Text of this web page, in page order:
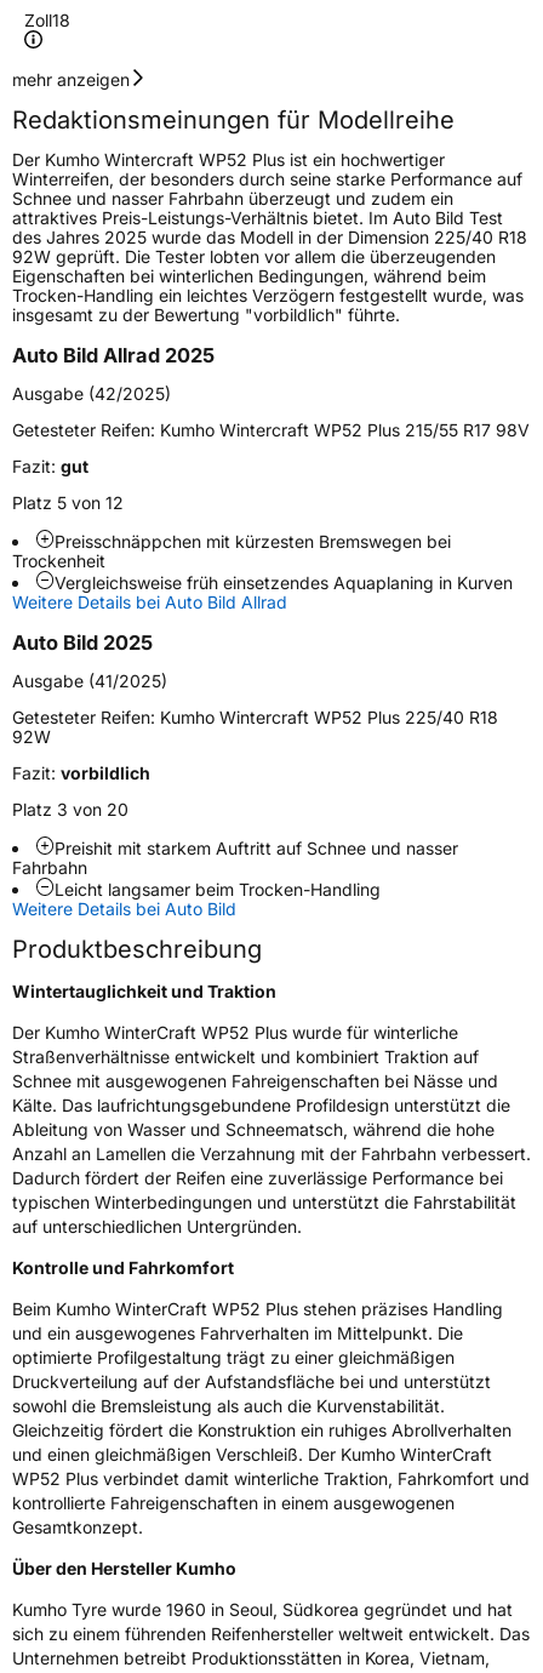
Zoll18
Geschwindigkeitsindex
Höchstgeschwindigkeit
240 km/h
Lastindex104
Höchstlast900 kg
Generelle Merkmale
Fahrzeugtyp PKW
VerwendungWinterreifen
ModellnameWintercraft WP52 Plus
FahrzeugartPKW & SUV
Weitere Eigenschaften
Schlauchtyp TL
Zustand Neureifen
M+SJa
Verstärkt XL
EU Label
NasshaftungA
Rollgeräusch (Klasse)B
Rollgeräusch (dB)
FahrzeugklasseC1
3PMSF / Schneeflockensymbol / Alpine-SymbolJa
EisgripNein
EPREL ID2359556
EUROPE GmbH Strahlenberger Str. 110-112
D-63067 Offenbach Germany, kumhotire.de,
technik@kumhotire.de
mehr anzeigen
Redaktionsmeinungen für Modellreihe
Der Kumho Wintercraft WP52 Plus ist ein hochwertiger
Winterreifen, der besonders durch seine starke Performance auf
Schnee und nasser Fahrbahn überzeugt und zudem ein
attraktives Preis-Leistungs-Verhältnis bietet. Im Auto Bild Test
des Jahres 2025 wurde das Modell in der Dimension 225/40 R18
92W geprüft. Die Tester lobten vor allem die überzeugenden
Eigenschaften bei winterlichen Bedingungen, während beim
Trocken-Handling ein leichtes Verzögern festgestellt wurde, was
insgesamt zu der Bewertung "vorbildlich" führte.
Auto Bild Allrad 2025
Ausgabe (42/2025)
Getesteter Reifen: Kumho Wintercraft WP52 Plus 215/55 R17 98V
Fazit: gut
Platz 5 von 12
Preisschnäppchen mit kürzesten Bremswegen bei
Trockenheit
Vergleichsweise früh einsetzendes Aquaplaning in Kurven
Weitere Details bei Auto Bild Allrad
Auto Bild 2025
Ausgabe (41/2025)
Getesteter Reifen: Kumho Wintercraft WP52 Plus 225/40 R18
92W
Fazit: vorbildlich
Platz 3 von 20
Preishit mit starkem Auftritt auf Schnee und nasser
Fahrbahn
Leicht langsamer beim Trocken-Handling
Weitere Details bei Auto Bild
Produktbeschreibung
Wintertauglichkeit und Traktion
Der Kumho WinterCraft WP52 Plus wurde für winterliche
Straßenverhältnisse entwickelt und kombiniert Traktion auf
Schnee mit ausgewogenen Fahreigenschaften bei Nässe und
Kälte. Das laufrichtungsgebundene Profildesign unterstützt die
Ableitung von Wasser und Schneematsch, während die hohe
Anzahl an Lamellen die Verzahnung mit der Fahrbahn verbessert.
Dadurch fördert der Reifen eine zuverlässige Performance bei
typischen Winterbedingungen und unterstützt die Fahrstabilität
auf unterschiedlichen Untergründen.
Kontrolle und Fahrkomfort
Beim Kumho WinterCraft WP52 Plus stehen präzises Handling
und ein ausgewogenes Fahrverhalten im Mittelpunkt. Die
optimierte Profilgestaltung trägt zu einer gleichmäßigen
Druckverteilung auf der Aufstandsfläche bei und unterstützt
sowohl die Bremsleistung als auch die Kurvenstabilität.
Gleichzeitig fördert die Konstruktion ein ruhiges Abrollverhalten
und einen gleichmäßigen Verschleiß. Der Kumho WinterCraft
WP52 Plus verbindet damit winterliche Traktion, Fahrkomfort und
kontrollierte Fahreigenschaften in einem ausgewogenen
Gesamtkonzept.
Über den Hersteller Kumho
Kumho Tyre wurde 1960 in Seoul, Südkorea gegründet und hat
sich zu einem führenden Reifenhersteller weltweit entwickelt. Das
Unternehmen betreibt Produktionsstätten in Korea, Vietnam,